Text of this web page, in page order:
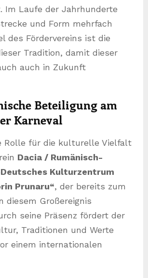
Im Laufe der Jahrhunderte
und Form mehrfach
des Fördervereins ist die
Tradition, damit dieser
auch in Zukunft
Beteiligung am
Karneval
Rolle für die kulturelle Vielfalt
Dacia / Rumänisch-
Kulturzentrum
Prunaru“, der bereits zum
diesem Großereignis
seine Präsenz fördert der
Traditionen und Werte
einem internationalen